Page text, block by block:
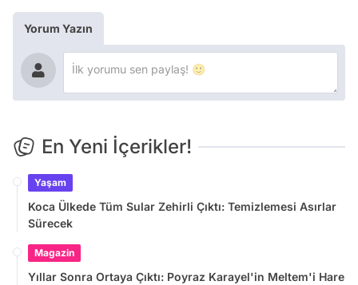
Yorum Yazın
En Yeni İçerikler!
Yaşam
Koca Ülkede Tüm Sular Zehirli Çıktı: Temizlemesi Asırlar
Sürecek
Magazin
Yıllar Sonra Ortaya Çıktı: Poyraz Karayel'in Meltem'i Hare